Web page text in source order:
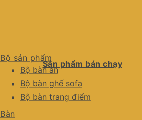
Bộ sản phẩm
Bộ bàn ăn
Bộ bàn ghế sofa
Bộ bàn trang điểm
Bàn
Sản phẩm bán chạy